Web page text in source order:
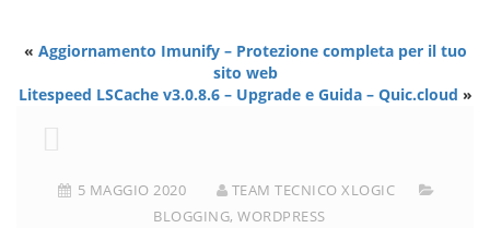
« Aggiornamento Imunify – Protezione completa per il tuo
sito web
Litespeed LSCache v3.0.8.6 – Upgrade e Guida – Quic.cloud »
5 MAGGIO 2020
TEAM TECNICO XLOGIC
BLOGGING,WORDPRESS